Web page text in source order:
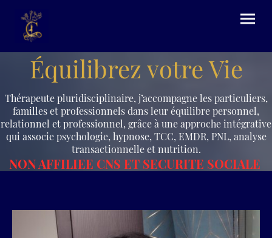
Équilibrez votre Vie
Thérapeute pluridisciplinaire, j’accompagne les particuliers,
familles et professionnels dans leur équilibre personnel,
relationnel et professionnel, grâce à une approche intégrative
qui associe psychologie, hypnose, TCC, EMDR, PNL, analyse
transactionnelle et nutrition.
NON AFFILIEE CNS ET SECURITE SOCIALE